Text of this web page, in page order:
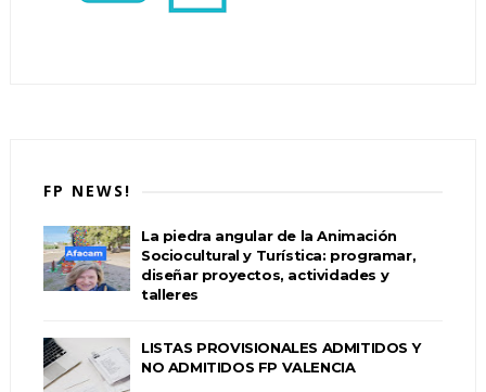
FP NEWS!
La piedra angular de la Animación
Sociocultural y Turística: programar,
diseñar proyectos, actividades y
talleres
LISTAS PROVISIONALES ADMITIDOS Y
NO ADMITIDOS FP VALENCIA